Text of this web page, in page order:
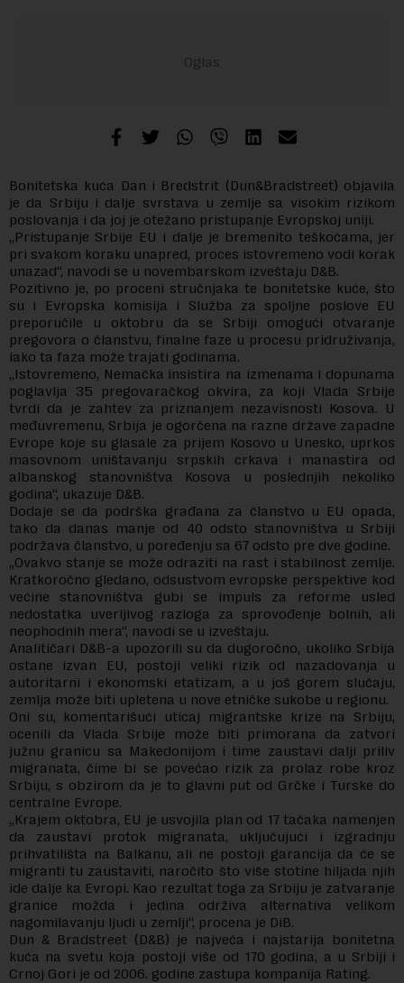
Bonitetska kuća Dan i Bredstrit (Dun&Bradstreet) objavila
je da Srbiju i dalje svrstava u zemlje sa visokim rizikom
poslovanja i da joj je otežano pristupanje Evropskoj uniji.
„Pristupanje Srbije EU i dalje je bremenito teškoćama, jer
pri svakom koraku unapred, proces istovremeno vodi korak
unazad“, navodi se u novembarskom izveštaju D&B.
Pozitivno je, po proceni stručnjaka te bonitetske kuće, što
su i Evropska komisija i Služba za spoljne poslove EU
preporučile u oktobru da se Srbiji omogući otvaranje
pregovora o članstvu, finalne faze u procesu pridruživanja,
iako ta faza može trajati godinama.
„Istovremeno, Nemačka insistira na izmenama i dopunama
poglavlja 35 pregovaračkog okvira, za koji Vlada Srbije
tvrdi da je zahtev za priznanjem nezavisnosti Kosova. U
međuvremenu, Srbija je ogorčena na razne države zapadne
Evrope koje su glasale za prijem Kosovo u Unesko, uprkos
masovnom uništavanju srpskih crkava i manastira od
albanskog stanovništva Kosova u poslednjih nekoliko
godina“, ukazuje D&B.
Dodaje se da podrška građana za članstvo u EU opada,
tako da danas manje od 40 odsto stanovništva u Srbiji
podržava članstvo, u poređenju sa 67 odsto pre dve godine.
„Ovakvo stanje se može odraziti na rast i stabilnost zemlje.
Kratkoročno gledano, odsustvom evropske perspektive kod
većine stanovništva gubi se impuls za reforme usled
nedostatka uverljivog razloga za sprovođenje bolnih, ali
neophodnih mera“, navodi se u izveštaju.
Analitičari D&B-a upozorili su da dugoročno, ukoliko Srbija
ostane izvan EU, postoji veliki rizik od nazadovanja u
autoritarni i ekonomski etatizam, a u još gorem slučaju,
zemlja može biti upletena u nove etničke sukobe u regionu.
Oni su, komentarišući uticaj migrantske krize na Srbiju,
ocenili da Vlada Srbije može biti primorana da zatvori
južnu granicu sa Makedonijom i time zaustavi dalji priliv
migranata, čime bi se povećao rizik za prolaz robe kroz
Srbiju, s obzirom da je to glavni put od Grčke i Turske do
centralne Evrope.
„Krajem oktobra, EU je usvojila plan od 17 tačaka namenjen
da zaustavi protok migranata, uključujući i izgradnju
prihvatilišta na Balkanu, ali ne postoji garancija da će se
migranti tu zaustaviti, naročito što više stotine hiljada njih
ide dalje ka Evropi. Kao rezultat toga za Srbiju je zatvaranje
granice možda i jedina održiva alternativa velikom
nagomilavanju ljudi u zemlji“, procena je DiB.
Dun & Bradstreet (D&B) je najveća i najstarija bonitetna
kuća na svetu koja postoji više od 170 godina, a u Srbiji i
Crnoj Gori je od 2006. godine zastupa kompanija Rating.